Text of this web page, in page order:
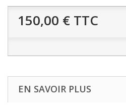
150,00 € TTC
EN SAVOIR PLUS